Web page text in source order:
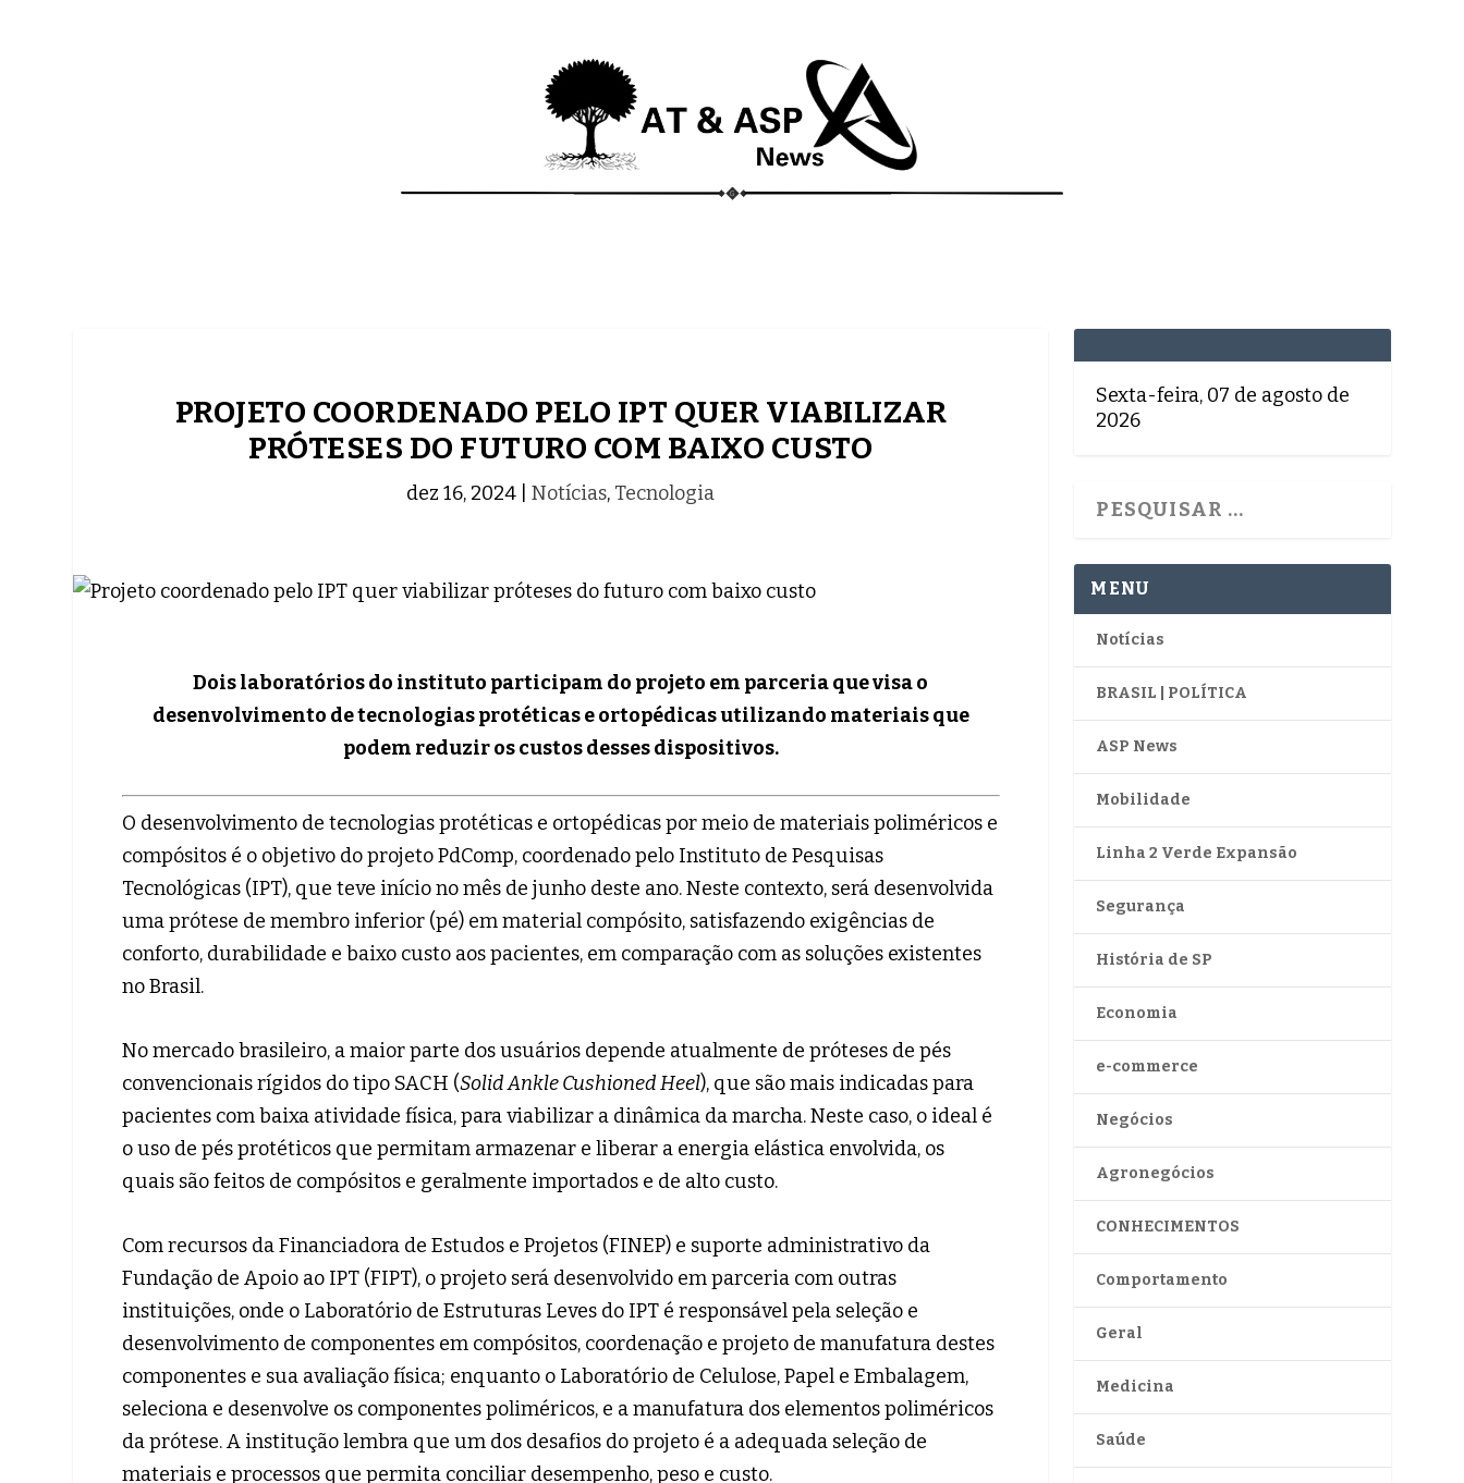
PROJETO COORDENADO PELO IPT QUER VIABILIZAR
PRÓTESES DO FUTURO COM BAIXO CUSTO
dez 16, 2024 |Notícias, Tecnologia
Dois laboratórios do instituto participam do projeto em parceria que visa o
desenvolvimento de tecnologias protéticas e ortopédicas utilizando materiais que
podem reduzir os custos desses dispositivos.
O desenvolvimento de tecnologias protéticas e ortopédicas por meio de materiais poliméricos e
compósitos é o objetivo do projeto PdComp, coordenado pelo Instituto de Pesquisas
Tecnológicas (IPT), que teve início no mês de junho deste ano. Neste contexto, será desenvolvida
uma prótese de membro inferior (pé) em material compósito, satisfazendo exigências de
conforto, durabilidade e baixo custo aos pacientes, em comparação com as soluções existentes
no Brasil.
No mercado brasileiro, a maior parte dos usuários depende atualmente de próteses de pés
convencionais rígidos do tipo SACH (Solid Ankle Cushioned Heel), que são mais indicadas para
pacientes com baixa atividade física, para viabilizar a dinâmica da marcha. Neste caso, o ideal é
o uso de pés protéticos que permitam armazenar e liberar a energia elástica envolvida, os
quais são feitos de compósitos e geralmente importados e de alto custo.
Com recursos da Financiadora de Estudos e Projetos (FINEP) e suporte administrativo da
Fundação de Apoio ao IPT (FIPT), o projeto será desenvolvido em parceria com outras
instituições, onde o Laboratório de Estruturas Leves do IPT é responsável pela seleção e
desenvolvimento de componentes em compósitos, coordenação e projeto de manufatura destes
componentes e sua avaliação física; enquanto o Laboratório de Celulose, Papel e Embalagem,
seleciona e desenvolve os componentes poliméricos, e a manufatura dos elementos poliméricos
da prótese. A institução lembra que um dos desafios do projeto é a adequada seleção de
materiais e processos que permita conciliar desempenho, peso e custo.
Sexta-feira, 07 de agosto de
2026
MENU
Notícias
BRASIL | POLÍTICA
ASP News
Mobilidade
Linha 2 Verde Expansão
Segurança
História de SP
Economia
e-commerce
Negócios
Agronegócios
CONHECIMENTOS
Comportamento
Geral
Medicina
Saúde